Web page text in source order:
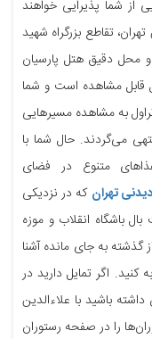
از شما پذیرایی خواهند
تقاطع بزرگراه شهید
محل دقیق هتل پارسیان
قابل مشاهده است و شما
به مشاهده مسیرهایی
می‌گردند. حال شما با
متنوع در فضای
تهران که در نزدیکی
باشگاه انقلاب و موزه
گذشته به جای مانده آشنا
اگر تمایل دارید در
باشید با علاءالدین
را در صفحه رستوران